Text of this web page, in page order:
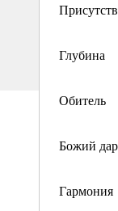
Глубина
Обитель
Божий дар
Гармония